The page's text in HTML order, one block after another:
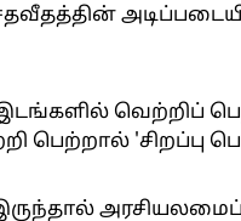
வெற்றிப்
பெற்றால் 'சிறப்பு